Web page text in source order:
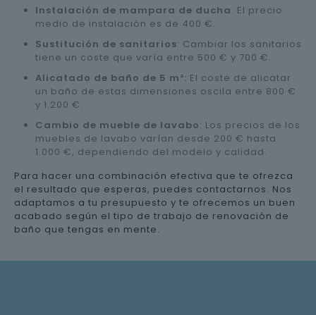
Instalación de mampara de ducha: El precio
medio de instalación es de 400 €.
Sustitución de sanitarios: Cambiar los sanitarios
tiene un coste que varía entre 500 € y 700 €.
Alicatado de baño de 5 m²: El coste de alicatar
un baño de estas dimensiones oscila entre 800 €
y 1.200 €.
Cambio de mueble de lavabo: Los precios de los
muebles de lavabo varían desde 200 € hasta
1.000 €, dependiendo del modelo y calidad.
Para hacer una combinación efectiva que te ofrezca
el resultado que esperas, puedes contactarnos. Nos
adaptamos a tu presupuesto y te ofrecemos un buen
acabado según el tipo de trabajo de renovación de
baño que tengas en mente.